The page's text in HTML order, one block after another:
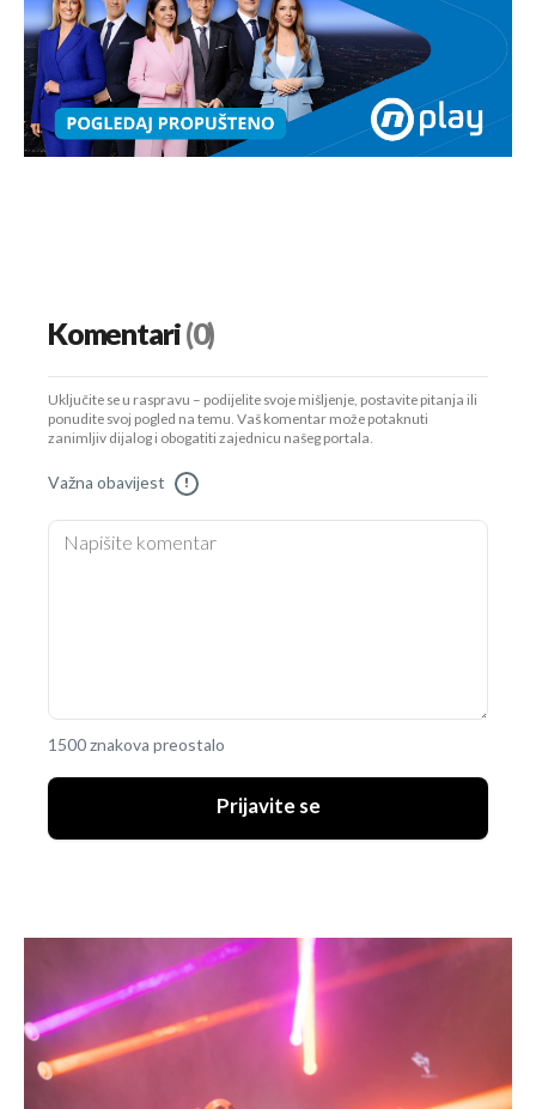
Komentari(0)
Uključite se u raspravu – podijelite svoje mišljenje, postavite pitanja ili
ponudite svoj pogled na temu. Vaš komentar može potaknuti
zanimljiv dijalog i obogatiti zajednicu našeg portala.
Važna obavijest !
1500 znakova preostalo
Prijavite se